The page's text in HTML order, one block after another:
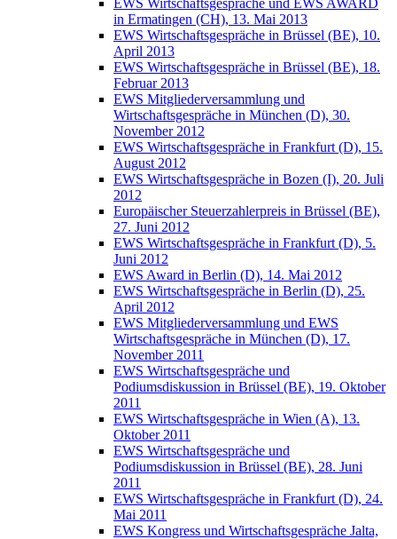
EWS Wirtschaftsgespräche und EWS AWARD
in Ermatingen (CH), 13. Mai 2013
EWS Wirtschaftsgespräche in Brüssel (BE), 10.
April 2013
EWS Wirtschaftsgespräche in Brüssel (BE), 18.
Februar 2013
EWS Mitgliederversammlung und
Wirtschaftsgespräche in München (D), 30.
November 2012
EWS Wirtschaftsgespräche in Frankfurt (D), 15.
August 2012
EWS Wirtschaftsgespräche in Bozen (I), 20. Juli
2012
Europäischer Steuerzahlerpreis in Brüssel (BE),
27. Juni 2012
EWS Wirtschaftsgespräche in Frankfurt (D), 5.
Juni 2012
EWS Award in Berlin (D), 14. Mai 2012
EWS Wirtschaftsgespräche in Berlin (D), 25.
April 2012
EWS Mitgliederversammlung und EWS
Wirtschaftsgespräche in München (D), 17.
November 2011
EWS Wirtschaftsgespräche und
Podiumsdiskussion in Brüssel (BE), 19. Oktober
2011
EWS Wirtschaftsgespräche in Wien (A), 13.
Oktober 2011
EWS Wirtschaftsgespräche und
Podiumsdiskussion in Brüssel (BE), 28. Juni
2011
EWS Wirtschaftsgespräche in Frankfurt (D), 24.
Mai 2011
EWS Kongress und Wirtschaftsgespräche Jalta,